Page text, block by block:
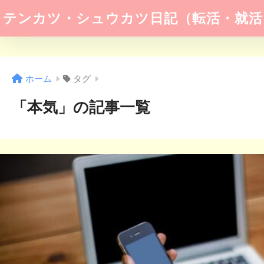
テンカツ・シュウカツ日記（転活・就
ホーム タグ
「本気」の記事一覧